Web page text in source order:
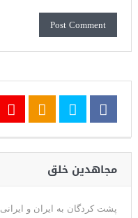
مجاهدین خلق
پشت کردگان به ایران و ایرانی.